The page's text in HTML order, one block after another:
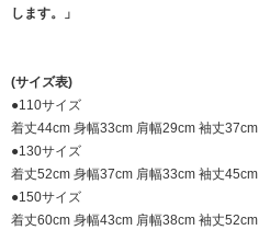
します。」
(サイズ表)
●110サイズ
着丈44cm 身幅33cm 肩幅29cm 袖丈37cm
●130サイズ
着丈52cm 身幅37cm 肩幅33cm 袖丈45cm
●150サイズ
着丈60cm 身幅43cm 肩幅38cm 袖丈52cm